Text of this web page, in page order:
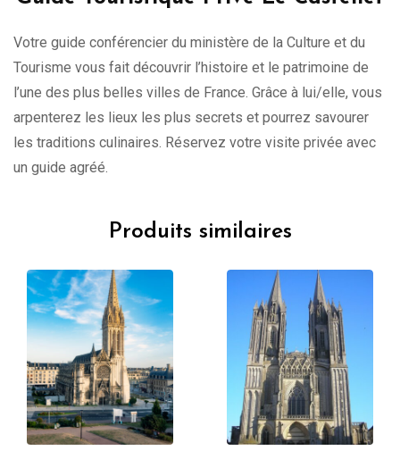
Votre guide conférencier du ministère de la Culture et du
Tourisme vous fait découvrir l’histoire et le patrimoine de
l’une des plus belles villes de France. Grâce à lui/elle, vous
arpenterez les lieux les plus secrets et pourrez savourer
les traditions culinaires. Réservez votre visite privée avec
un guide agréé.
Produits similaires